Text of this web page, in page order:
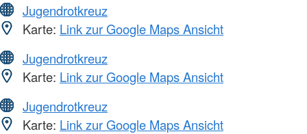
Jugendrotkreuz
Karte: Link zur Google Maps Ansicht
Jugendrotkreuz
Karte: Link zur Google Maps Ansicht
Jugendrotkreuz
Karte: Link zur Google Maps Ansicht